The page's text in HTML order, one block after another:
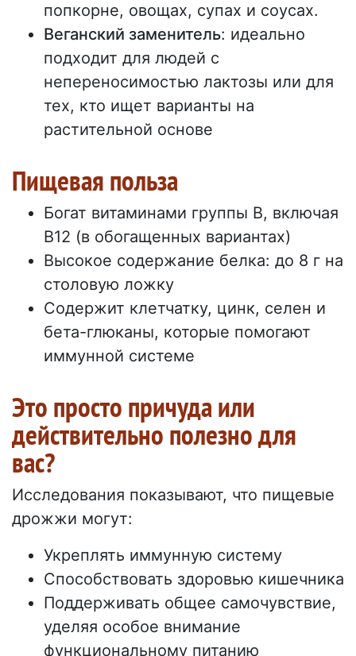
попкорне, овощах, супах и соусах.
Веганский заменитель: идеально
подходит для людей с
непереносимостью лактозы или для
тех, кто ищет варианты на
растительной основе
Пищевая польза
Богат витаминами группы В, включая
В12 (в обогащенных вариантах)
Высокое содержание белка: до 8 г на
столовую ложку
Содержит клетчатку, цинк, селен и
бета-глюканы, которые помогают
иммунной системе
Это просто причуда или
действительно полезно для
вас?
Исследования показывают, что пищевые
дрожжи могут:
Укреплять иммунную систему
Способствовать здоровью кишечника
Поддерживать общее самочувствие,
уделяя особое внимание
функциональному питанию